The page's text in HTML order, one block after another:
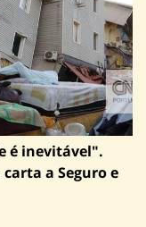
é inevitável".
a Seguro e